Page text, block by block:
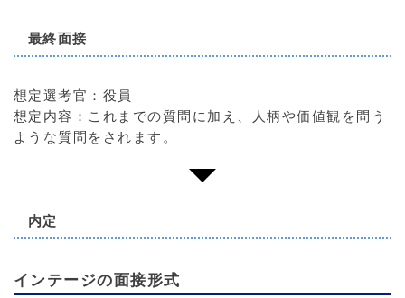
最終面接
想定選考官：役員
想定内容：これまでの質問に加え、人柄や価値観を問う
ような質問をされます。
内定
インテージの面接形式